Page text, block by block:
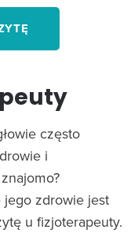
często
i
zdrowie jest
u fizjoterapeuty.